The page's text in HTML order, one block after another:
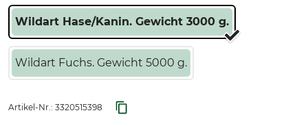
Wildart Hase/Kanin. Gewicht 3000 g.
Wildart Fuchs. Gewicht 5000 g.
Artikel-Nr.: 3320515398